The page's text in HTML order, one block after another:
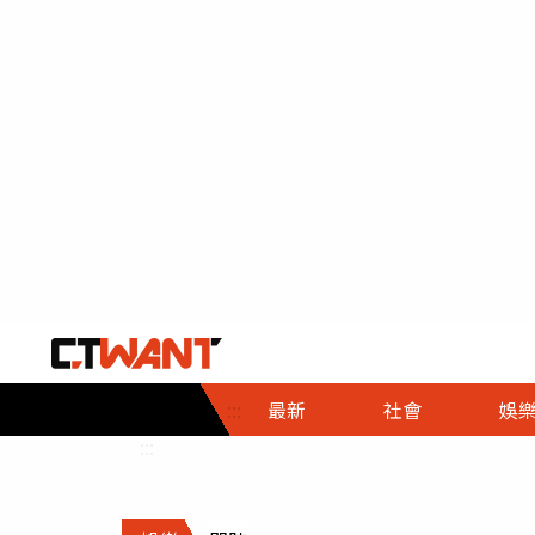
::: 最新 社會
社會首頁
時事
調查
娛樂
娛樂首頁
即時
財經首頁
熱線
政